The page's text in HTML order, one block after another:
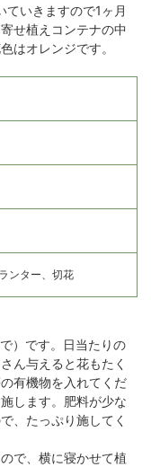
ていきますので1ヶ月
せ植えコンテナの中
はオレンジです。
ンター、切花
）です。日当たりの
ん与えると花もたく
有機物を入れてくだ
します。肥料が少な
、たっぷり施してく
で、横に寝かせて植